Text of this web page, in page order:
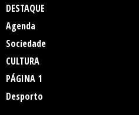
DESTAQUE
Agenda
Sociedade
CULTURA
PÁGINA 1
Desporto